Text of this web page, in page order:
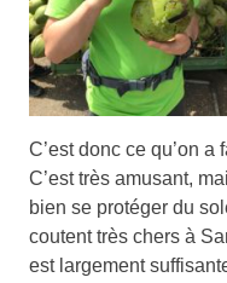
C’est donc ce qu’on a
C’est très amusant,
bien se protéger du
coutent très chers à
est largement